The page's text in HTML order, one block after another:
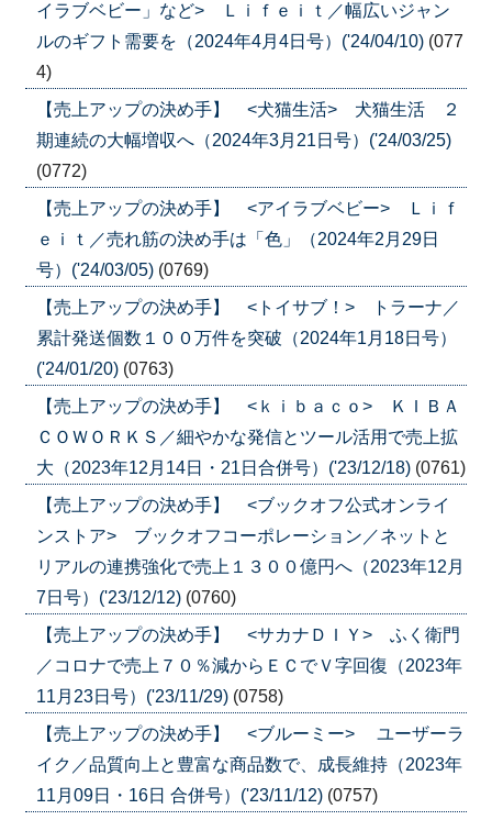
イラブベビー」など> Ｌｉｆｅｉｔ／幅広いジャン
ルのギフト需要を（2024年4月4日号）('24/04/10) (077
4)
【売上アップの決め手】 <犬猫生活> 犬猫生活 ２
期連続の大幅増収へ（2024年3月21日号）('24/03/25)
(0772)
【売上アップの決め手】 <アイラブベビー> Ｌｉｆ
ｅｉｔ／売れ筋の決め手は「色」（2024年2月29日
号）('24/03/05) (0769)
【売上アップの決め手】 <トイサブ！> トラーナ／
累計発送個数１００万件を突破（2024年1月18日号）
('24/01/20) (0763)
【売上アップの決め手】 <ｋｉｂａｃｏ> ＫＩＢＡ
ＣＯＷＯＲＫＳ／細やかな発信とツール活用で売上拡
大（2023年12月14日・21日合併号）('23/12/18) (0761)
【売上アップの決め手】 <ブックオフ公式オンライ
ンストア> ブックオフコーポレーション／ネットと
リアルの連携強化で売上１３００億円へ（2023年12月
7日号）('23/12/12) (0760)
【売上アップの決め手】 <サカナＤＩＹ> ふく衛門
／コロナで売上７０％減からＥＣでＶ字回復（2023年
11月23日号）('23/11/29) (0758)
【売上アップの決め手】 <ブルーミー> ユーザーラ
イク／品質向上と豊富な商品数で、成長維持（2023年
11月09日・16日 合併号）('23/11/12) (0757)